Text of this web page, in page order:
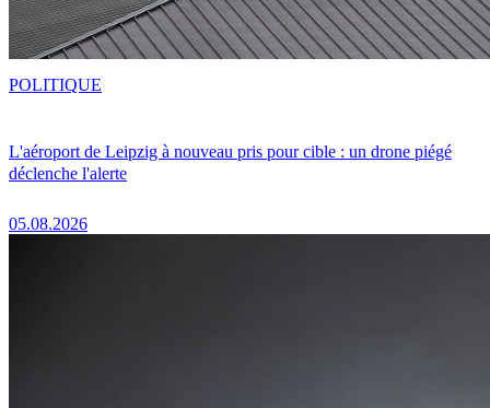
L'aéroport de Leipzig à nouveau pris pour cible : un drone piégé
déclenche l'alerte
05.08.2026
POLITIQUE